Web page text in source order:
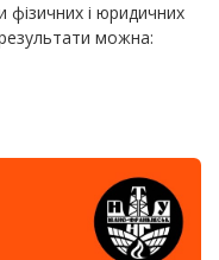
і юридичних
можна: